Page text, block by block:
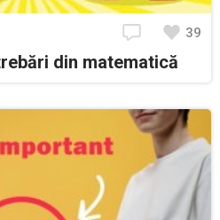
39
din matematică